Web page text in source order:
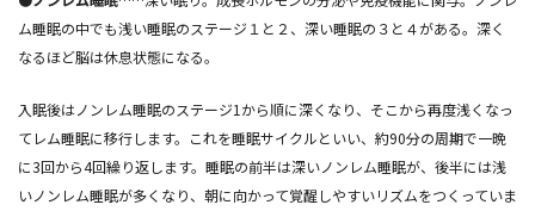
ム睡眠の中でも浅い睡眠のステージ１と２、深い睡眠の３と４がある。深く
なるほど脳は休息状態になる。
入眠後はノンレム睡眠のステージ1から順に深くなり、そこから再度浅くなっ
てレム睡眠に移行します。これを睡眠サイクルといい、約90分の周期で一晩
に3回から4回繰り返します。睡眠の前半は深いノンレム睡眠が、後半には浅
いノンレム睡眠が多くなり、朝に向かって覚醒しやすいリズムをつくっていま